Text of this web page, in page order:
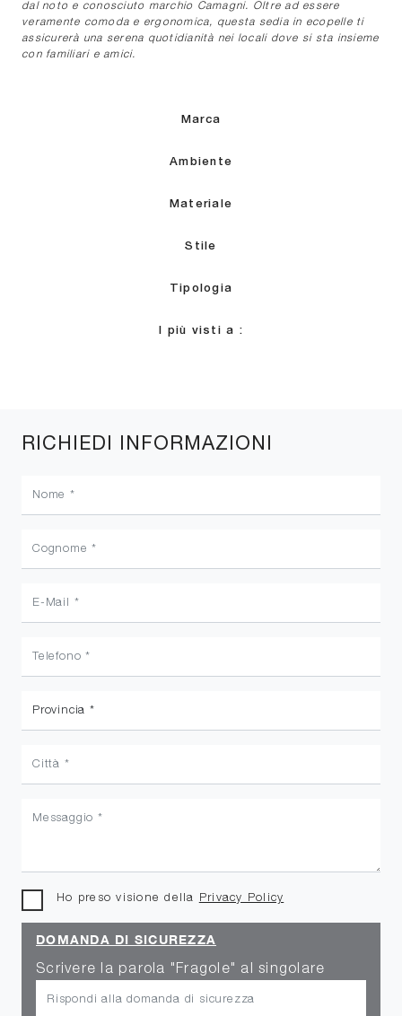
dal noto e conosciuto marchio Camagni. Oltre ad essere
veramente comoda e ergonomica, questa sedia in ecopelle ti
assicurerà una serena quotidianità nei locali dove si sta insieme
con familiari e amici.
Marca
Ambiente
Materiale
Stile
Tipologia
I più visti a :
RICHIEDI INFORMAZIONI
Ho preso visione della Privacy Policy
DOMANDA DI SICUREZZA
Scrivere la parola "Fragole" al singolare